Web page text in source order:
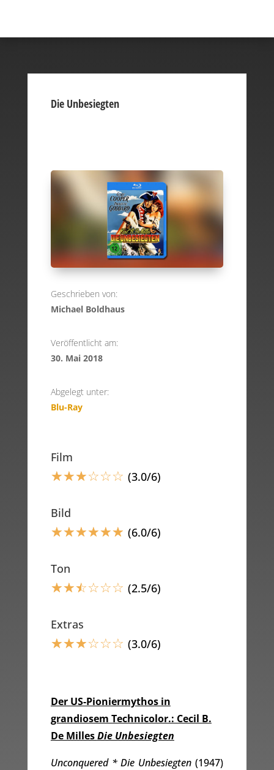
Die Unbesiegten
Geschrieben von:
Michael Boldhaus
Veröffentlicht am:
30. Mai 2018
Abgelegt unter:
Blu-Ray
Film
☆☆☆☆☆☆ (3.0/6)
Bild
☆☆☆☆☆☆ (6.0/6)
Ton
☆☆☆☆☆☆ (2.5/6)
Extras
☆☆☆☆☆☆ (3.0/6)
Der US-Pioniermythos in
grandiosem Technicolor.: Cecil B.
De MillesDie Unbesiegten
Unconquered * Die Unbesiegten (1947)